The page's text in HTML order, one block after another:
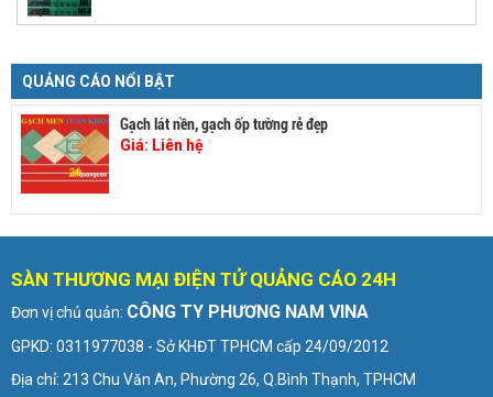
QUẢNG CÁO NỔI BẬT
Gạch lát nền, gạch ốp tường rẻ đẹp
Giá: Liên hệ
SÀN THƯƠNG MẠI ĐIỆN TỬ QUẢNG CÁO 24H
Đơn vị chủ quản: CÔNG TY PHƯƠNG NAM VINA
GPKD: 0311977038 - Sở KHĐT TPHCM cấp 24/09/2012
Địa chỉ: 213 Chu Văn An, Phường 26, Q.Bình Thạnh, TPHCM